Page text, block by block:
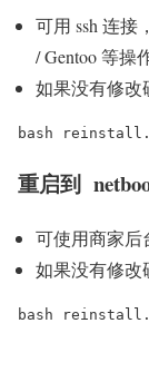
可用 ssh 连接
/ Gentoo 等操
如果没有修改
bash
重启到
可使用商家后
如果没有修改
bash